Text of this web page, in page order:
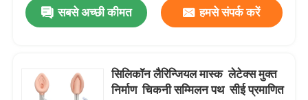
एनेस्थेसिया डिस्पोजेबल
एंडोट्रैकियल ट्यूब के घटक
सबसे अच्छी कीमत हमसे संपर्क करें
सिलिकॉन लैरिन्जियल मास्क ️ लेटेक्स मुक्त
निर्माण ️ चिकनी सम्मिलन पथ ️ सीई प्रमाणित